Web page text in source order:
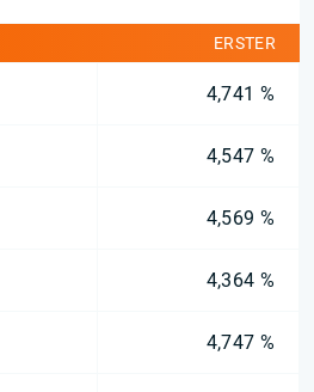
ERSTER
4,741 %
4,547 %
4,569 %
4,364 %
4,747 %